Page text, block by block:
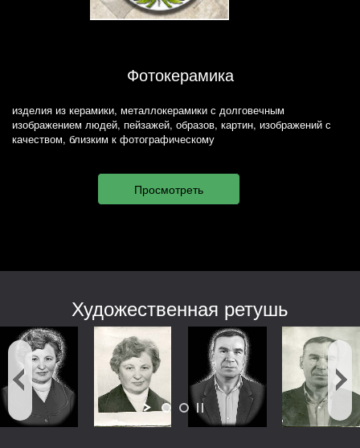
Фотокерамика
изделия из керамики, металлокерамики с долговечным
изображением людей, пейзажей, образов, картин, изображений с
качеством, близким к фотографическому
Художественная ретушь